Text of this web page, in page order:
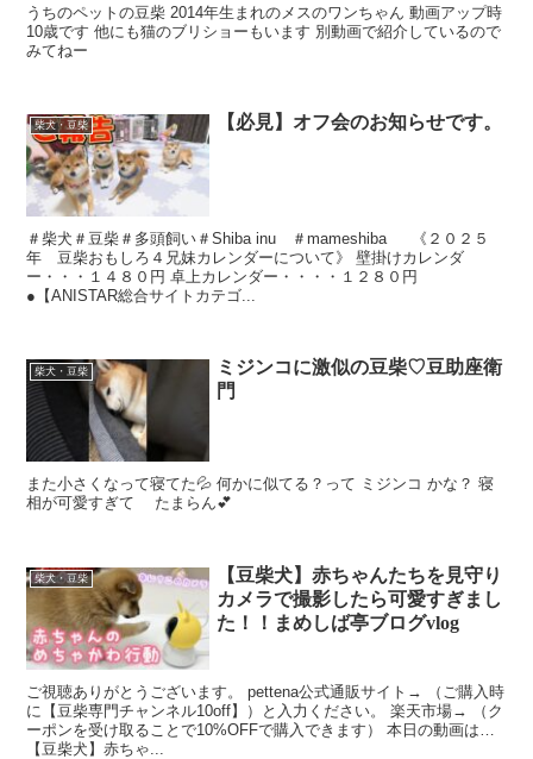
うちのペットの豆柴 2014年生まれのメスのワンちゃん 動画アップ時
10歳です 他にも猫のブリショーもいます 別動画で紹介しているので
みてねー
柴犬・豆柴 【必見】オフ会のお知らせです。
＃柴犬＃豆柴＃多頭飼い＃Shiba inu ＃mameshiba 《２０２５
年 豆柴おもしろ４兄妹カレンダーについて》 壁掛けカレンダ
ー・・・１４８０円 卓上カレンダー・・・・１２８０円
●【ANISTAR総合サイトカテゴ...
柴犬・豆柴
ミジンコに激似の豆柴♡豆助座衛
門
また小さくなって寝てた💦 何かに似てる？って ミジンコ かな？ 寝
相が可愛すぎて たまらん💕
柴犬・豆柴
【豆柴犬】赤ちゃんたちを見守り
カメラで撮影したら可愛すぎまし
た！！まめしば亭ブログvlog
ご視聴ありがとうございます。 pettena公式通販サイト→ （ご購入時
に【豆柴専門チャンネル10off】）と入力ください。 楽天市場→ （ク
ーポンを受け取ることで10%OFFで購入できます） 本日の動画は…
【豆柴犬】赤ちゃ...